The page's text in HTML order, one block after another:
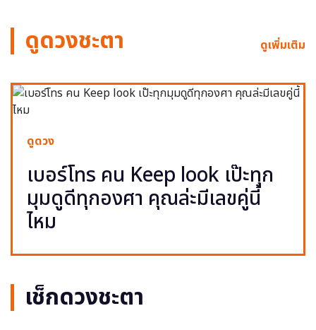
ดูดวงชะตา ดูเพิ่มเติม
ดูดวง
เบอร์โทร คน Keep look เป๊ะทุก
มุมดูดีทุกองศา คุณล่ะมีเลขคู่นี้
ไหม
เช็กดวงชะตา